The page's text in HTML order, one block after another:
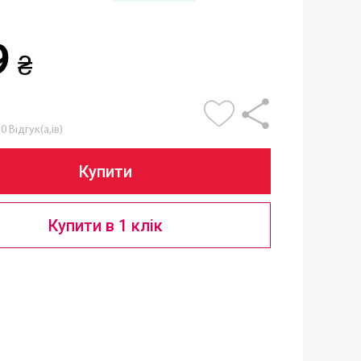
₴
0 Відгук(а,ів)
Купити
Купити в 1 клік